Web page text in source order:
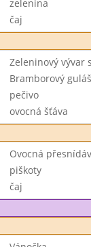
zelenina
čaj
Zeleninový vývar
Bramborový
pečivo
ovocná šťáva
Ovocná
piškoty
čaj